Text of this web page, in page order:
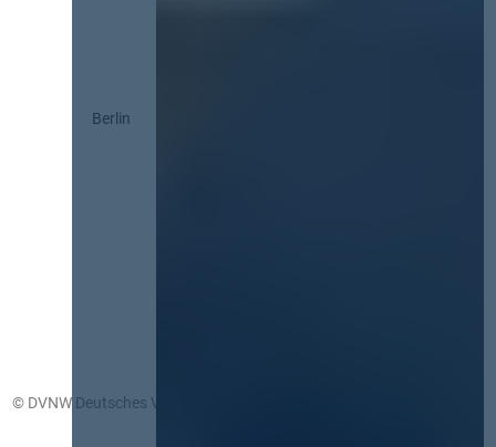
Berlin
© DVNW Deutsches Vergabenetzwerk GmbH